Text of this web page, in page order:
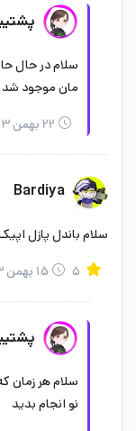
سلام در حال
مان موجود
۲۲ بهمن ۱۴۰۳
Bardiya
سلام باندل پازل
۱۵ بهمن ۱۴۰۳
سلام هر زمان
نو انجام بدید